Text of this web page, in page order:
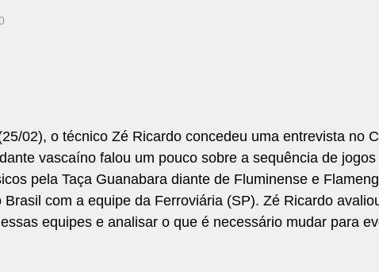
02), o técnico Zé Ricardo concedeu uma entrevista no
vascaíno falou um pouco sobre a sequência de jogos
pela Taça Guanabara diante de Fluminense e
com a equipe da Ferroviária (SP). Zé Ricardo
equipes e analisar o que é necessário mudar para